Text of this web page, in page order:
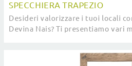
SPECCHIERA TRAPEZIO
Desideri valorizzare i tuoi locali
Devina Nais? Ti presentiamo vari